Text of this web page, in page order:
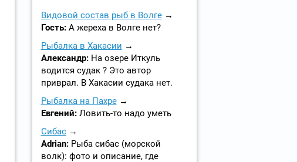
Видовой состав рыб в Волге
Гость: А жереха в Волге нет?
Рыбалка в Хакасии
Александр: На озере Иткуль
водится судак ? Это автор
приврал. В Хакасии судака нет.
Рыбалка на Пахре
Евгений: Ловить-то надо уметь
Сибас
Adrian: Рыба сибас (морской
волк): фото и описание, где